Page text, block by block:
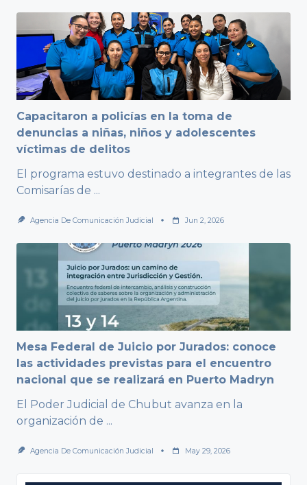
Capacitaron a policías en la toma de
denuncias a niñas, niños y adolescentes
víctimas de delitos
El programa estuvo destinado a integrantes de las
Comisarías de ...
Agencia De Comunicación Judicial Jun 2, 2026
Mesa Federal de Juicio por Jurados: conoce
las actividades previstas para el encuentro
nacional que se realizará en Puerto Madryn
El Poder Judicial de Chubut avanza en la
organización de ...
Agencia De Comunicación Judicial May 29, 2026